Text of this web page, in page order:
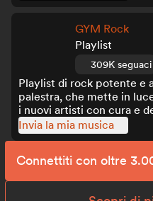
GYM Rock
Playlist
309K seguaci
Playlist di rock potente e
palestra, che mette in
i nuovi artisti con cura e
Invia la mia musica
Connettiti con oltre